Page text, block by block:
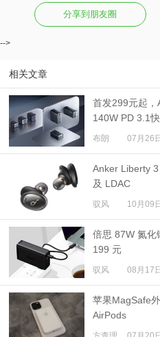
分享到朋友圈
-->
相关文章
首发299元起
140W PD 3.1
布朗 07月26
Anker Liberty
及 LDAC
驭风 10月09
倍思 87W 氮化
199 元
驭风 08月17
苹果MagSafe
AirPods